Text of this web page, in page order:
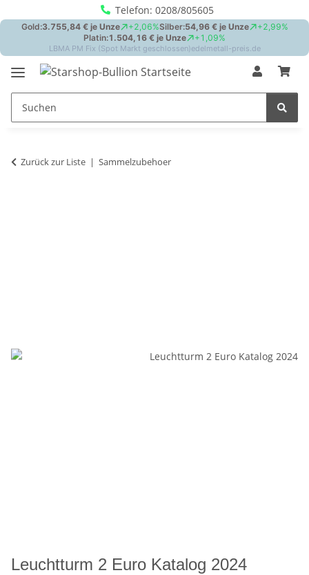
Telefon: 0208/805605
Zurück zur Liste Sammelzubehoer
Leuchtturm 2 Euro Katalog 2024